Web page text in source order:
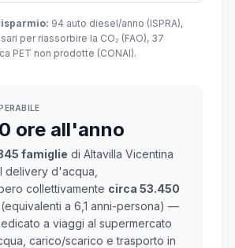
94 auto diesel/anno (ISPRA),
per riassorbire la CO₂ (FAO), 37
PET non prodotte (CONAI).
ore all'anno
famiglie di Altavilla Vicentina
delivery d'acqua,
collettivamente circa 53.450
(equivalenti a 6,1 anni-persona) —
a viaggi al supermercato
carico/scarico e trasporto in